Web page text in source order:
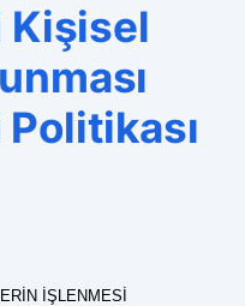
Kişisel
İŞLENMESİ